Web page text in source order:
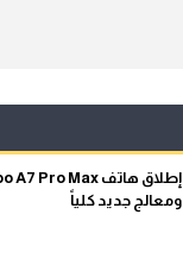
ومعالج جديد كلياً